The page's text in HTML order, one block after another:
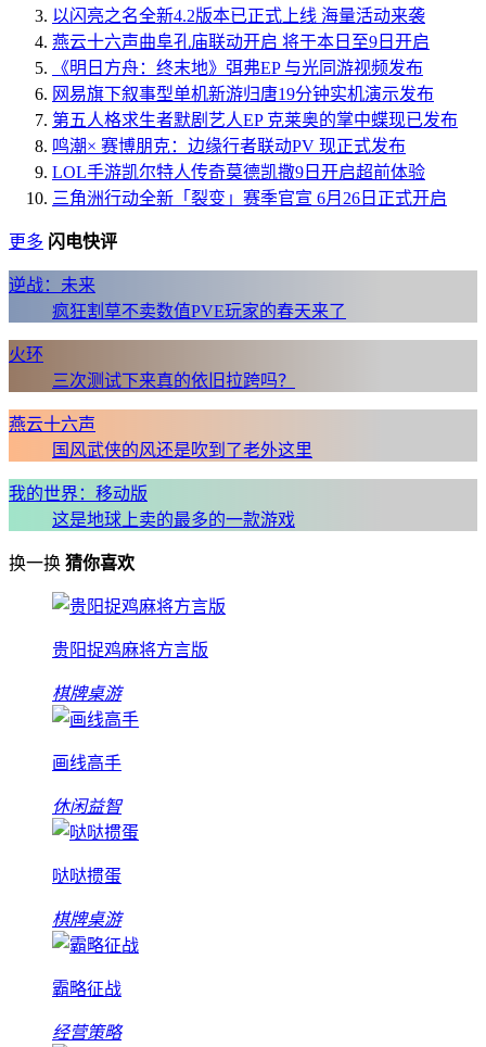
以闪亮之名全新4.2版本已正式上线 海量活动来袭
燕云十六声曲阜孔庙联动开启 将于本日至9日开启
《明日方舟：终末地》弭弗EP 与光同游视频发布
网易旗下叙事型单机新游归唐19分钟实机演示发布
第五人格求生者默剧艺人EP 克莱奥的掌中蝶现已发布
鸣潮× 赛博朋克：边缘行者联动PV 现正式发布
LOL手游凯尔特人传奇莫德凯撒9日开启超前体验
三角洲行动全新「裂变」赛季官宣 6月26日正式开启
更多 闪电快评
逆战：未来
疯狂割草不卖数值PVE玩家的春天来了
火环
三次测试下来真的依旧拉跨吗？
燕云十六声
国风武侠的风还是吹到了老外这里
我的世界：移动版
这是地球上卖的最多的一款游戏
换一换 猜你喜欢
贵阳捉鸡麻将方言版
棋牌桌游
画线高手
休闲益智
哒哒掼蛋
棋牌桌游
霸略征战
经营策略